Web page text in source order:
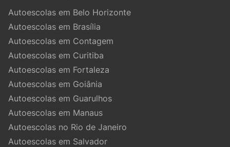
Autoescolas em Belo Horizonte
Autoescolas em Brasília
Autoescolas em Contagem
Autoescolas em Curitiba
Autoescolas em Fortaleza
Autoescolas em Goiânia
Autoescolas em Guarulhos
Autoescolas em Manaus
Autoescolas no Rio de Janeiro
Autoescolas em Salvador